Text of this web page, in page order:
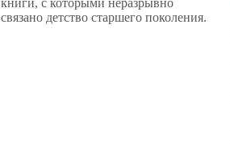
связано детство старшего поколения.